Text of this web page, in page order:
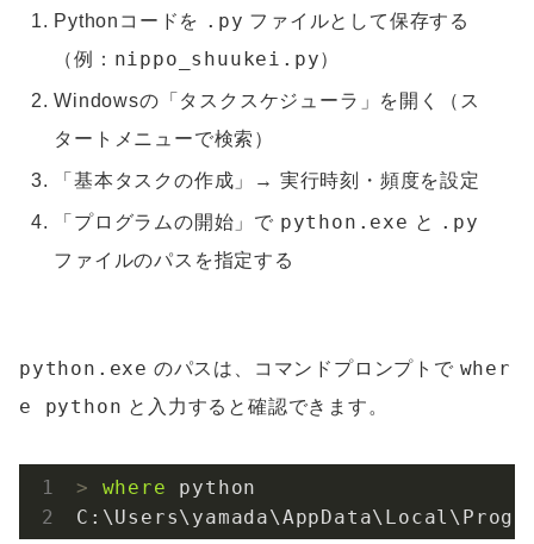
Pythonコードを .py ファイルとして保存する
（例： nippo_shuukei.py）
Windowsの「タスクスケジューラ」を開く（ス
タートメニューで検索）
「基本タスクの作成」→ 実行時刻・頻度を設定
「プログラムの開始」で python.exe と .py
ファイルのパスを指定する
python.exe のパスは、コマンドプロンプトで wher
e python と入力すると確認できます。
> where python